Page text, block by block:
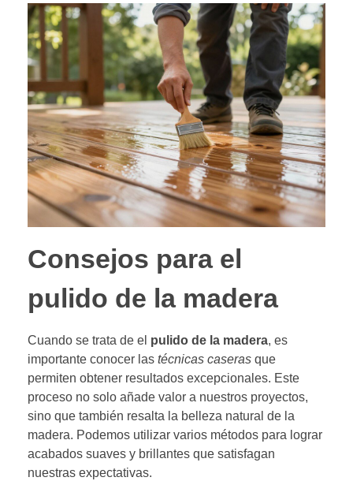
Consejos para el
pulido de la madera
Cuando se trata de el pulido de la madera, es
importante conocer las técnicas caseras que
permiten obtener resultados excepcionales. Este
proceso no solo añade valor a nuestros proyectos,
sino que también resalta la belleza natural de la
madera. Podemos utilizar varios métodos para lograr
acabados suaves y brillantes que satisfagan
nuestras expectativas.